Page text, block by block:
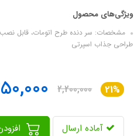
ویژگی‌های محصول
مشخصات: سر دنده طرح اتومات، قابل نصب
طراحی جذاب اسپرتی
21%
2,200,000
آماده ارسال